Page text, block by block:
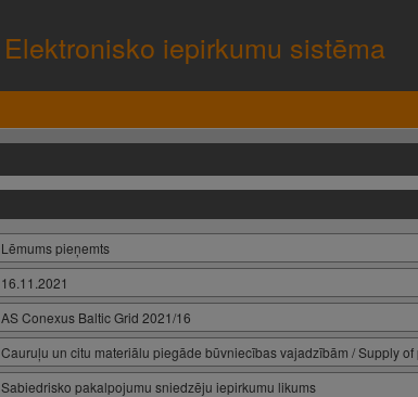
Elektronisko iepirkumu sistēma
Lēmums pieņemts
16.11.2021
AS Conexus Baltic Grid 2021/16
Cauruļu un citu materiālu piegāde būvniecības vajadzībām / Supply
Sabiedrisko pakalpojumu sniedzēju iepirkumu likums